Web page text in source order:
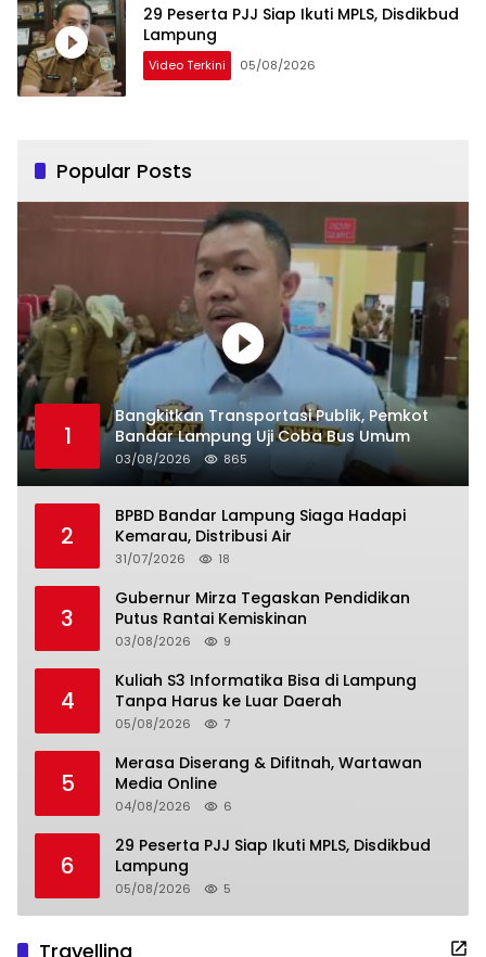
29 Peserta PJJ Siap Ikuti MPLS, Disdikbud
Lampung
Video Terkini 05/08/2026
Popular Posts
1
Bangkitkan Transportasi Publik, Pemkot
Bandar Lampung Uji Coba Bus Umum
03/08/2026 865
2
BPBD Bandar Lampung Siaga Hadapi
Kemarau, Distribusi Air
31/07/2026 18
3
Gubernur Mirza Tegaskan Pendidikan
Putus Rantai Kemiskinan
03/08/2026 9
4
Kuliah S3 Informatika Bisa di Lampung
Tanpa Harus ke Luar Daerah
05/08/2026 7
5
Merasa Diserang & Difitnah, Wartawan
Media Online
04/08/2026 6
6
29 Peserta PJJ Siap Ikuti MPLS, Disdikbud
Lampung
05/08/2026 5
Travelling